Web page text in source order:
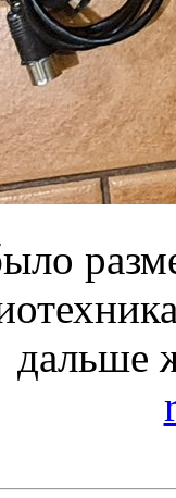
дальше